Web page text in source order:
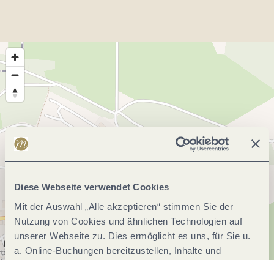
Diese Webseite verwendet Cookies
Mit der Auswahl „Alle akzeptieren“ stimmen Sie der
Nutzung von Cookies und ähnlichen Technologien auf
unserer Webseite zu. Dies ermöglicht es uns, für Sie u.
a. Online-Buchungen bereitzustellen, Inhalte und